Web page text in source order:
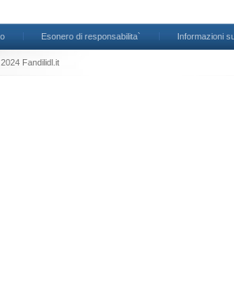
Esonero di responsabilita` Informazioni
Fandilidl.it